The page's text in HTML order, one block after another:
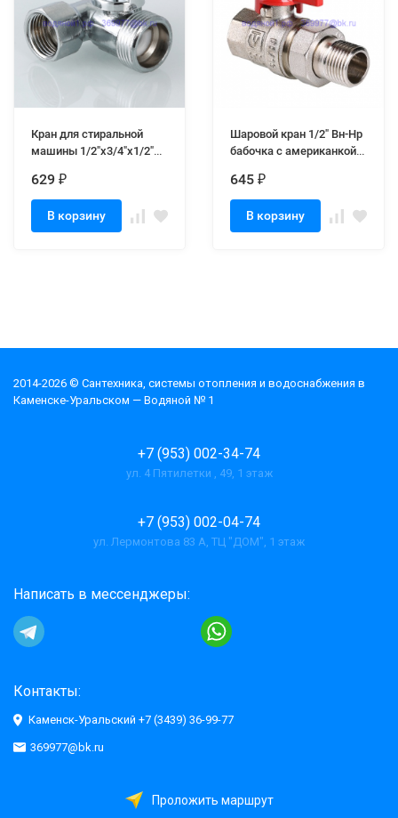
Кран для стиральной
машины 1/2"х3/4"х1/2"
629 ₽
В корзину
Шаровой кран 1/2" Вн-Нр
бабочка с американкой
645 ₽
В корзину
2014-2026 © Cантехника, системы отопления и водоснабжения в
Каменске-Уральском — Водяной № 1
+7 (953) 002-34-74
ул. 4 Пятилетки , 49, 1 этаж
+7 (953) 002-04-74
ул. Лермонтова 83 А, ТЦ "ДОМ", 1 этаж
Написать в мессенджеры:
Контакты:
Каменск-Уральский +7 (3439) 36-99-77
369977@bk.ru
Проложить маршрут